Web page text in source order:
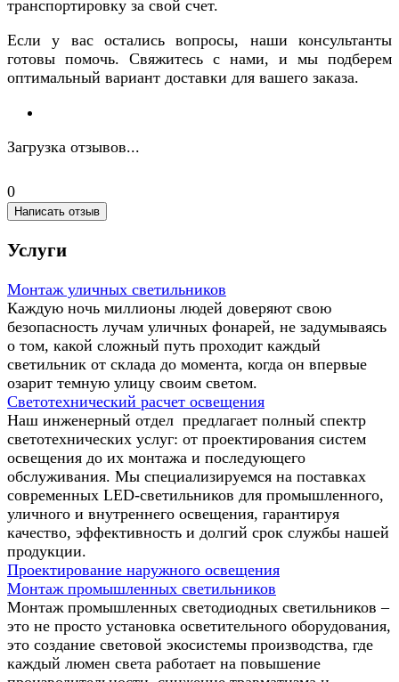
транспортировку за свой счет.
Если у вас остались вопросы, наши консультанты
готовы помочь. Свяжитесь с нами, и мы подберем
оптимальный вариант доставки для вашего заказа.
Загрузка отзывов...
0
Написать отзыв
Услуги
Монтаж уличных светильников
Каждую ночь миллионы людей доверяют свою
безопасность лучам уличных фонарей, не задумываясь
о том, какой сложный путь проходит каждый
светильник от склада до момента, когда он впервые
озарит темную улицу своим светом.
Светотехнический расчет освещения
Наш инженерный отдел предлагает полный спектр
светотехнических услуг: от проектирования систем
освещения до их монтажа и последующего
обслуживания. Мы специализируемся на поставках
современных LED-светильников для промышленного,
уличного и внутреннего освещения, гарантируя
качество, эффективность и долгий срок службы нашей
продукции.
Проектирование наружного освещения
Монтаж промышленных светильников
Монтаж промышленных светодиодных светильников –
это не просто установка осветительного оборудования,
это создание световой экосистемы производства, где
каждый люмен света работает на повышение